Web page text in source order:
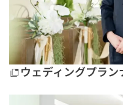
ウェディングプラン